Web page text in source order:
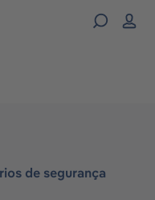
de segurança